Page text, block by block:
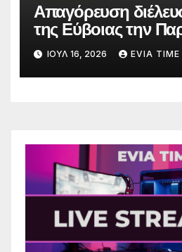
Απαγόρευση
της Εύβοιας την
λόγω πολύ υψηλού
πυρκαγιάς
ΙΟΎΛ 16, 2026 EVIA TIME